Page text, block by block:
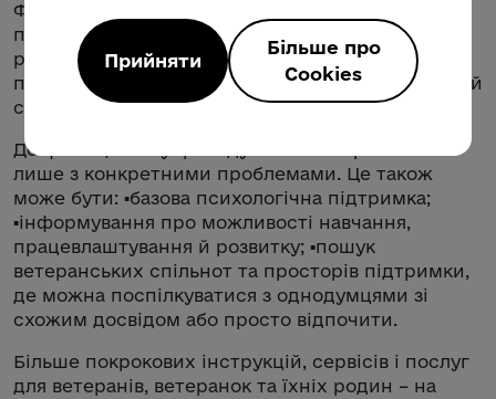
Фахівця із супроводу можна знайти й через
підрозділ з питань ветеранської політики у
регіоні. Там допоможуть зорієнтуватися в
програмах підтримки та підкажуть фахівця, який
супроводжуватиме вас на наступних етапах.
До фахівців із супроводу можна звертатися не
лише з конкретними проблемами. Це також
може бути: ▪️базова психологічна підтримка;
▪️інформування про можливості навчання,
працевлаштування й розвитку; ▪️пошук
ветеранських спільнот та просторів підтримки,
де можна поспілкуватися з однодумцями зі
схожим досвідом або просто відпочити.
Більше покрокових інструкцій, сервісів і послуг
для ветеранів, ветеранок та їхніх родин – на
Прийняти
Більше про
Cookies